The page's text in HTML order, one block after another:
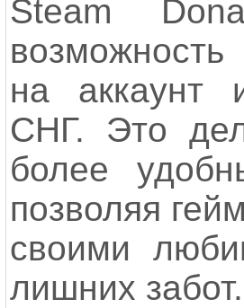
Steam
возможность
на аккаунт
СНГ. Это
более
позволяя
своими
лишних забот.